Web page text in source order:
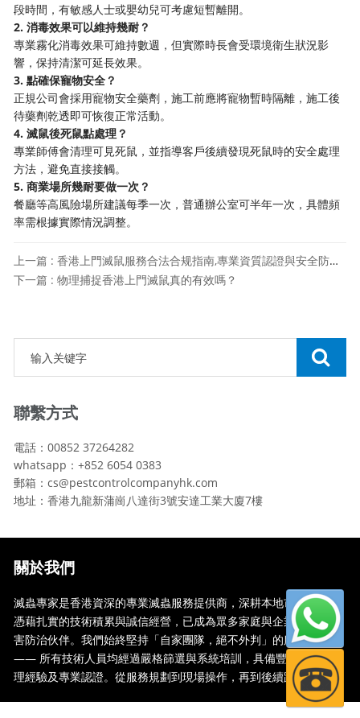
段時間，有敏感人士或嬰幼兒可考慮短暫離開。
2. 消毒效果可以維持幾耐？
專業霧化消毒效果可維持數週，但實際時長會受環境衛生狀況影
響，保持清潔可延長效果。
3. 點確保寵物安全？
正規公司會採用寵物安全藥劑，施工前應將寵物暫時隔離，施工後
待藥劑乾透即可恢復正常活動。
4. 滅鼠後死鼠點處理？
專業師傅會清理可見死鼠，並指導客戶後續發現死鼠時的安全處理
方法，避免直接接觸。
5. 商業場所幾耐要做一次？
餐廳等高風險場所建議每季一次，普通辦公室可半年一次，具體頻
率需根據實際情況調整。
上一篇 : 香港上門滅鼠服務合法合规指南,專業資質認證與安全防護要點
下一篇 : 物理捕捉香港上門滅鼠真的有效嗎？
聯繫方式
電話：00852 37264282
whatsapp：+852 6054 0383
郵箱：cs@pestcontrolcompanyhk.com
地址：香港九龍新蒲崗八達街3號安達工業大廈7樓
關於我們
滅蟲專家是香港資深的專業滅蟲服務提供商，深耕本地市場多年，
憑藉扎實的技術積累與誠信經營，已成為眾多家庭與企業信賴的蟲
害防治伙伴。我們始終堅持「自家團隊，絕不外判」的服務承諾
—— 所有技術人員均經過嚴格篩選與系統培訓，具備豐富的現場處
理經驗及專業認證。從服務規劃到現場操作，再到後續跟蹤，全...